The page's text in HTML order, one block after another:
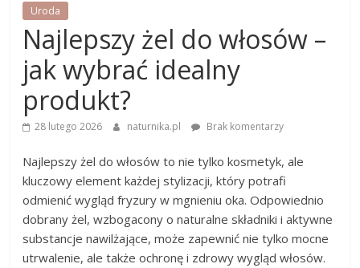
Uroda
Najlepszy żel do włosów –
jak wybrać idealny
produkt?
28 lutego 2026 naturnika.pl Brak komentarzy
Najlepszy żel do włosów to nie tylko kosmetyk, ale
kluczowy element każdej stylizacji, który potrafi
odmienić wygląd fryzury w mgnieniu oka. Odpowiednio
dobrany żel, wzbogacony o naturalne składniki i aktywne
substancje nawilżające, może zapewnić nie tylko mocne
utrwalenie, ale także ochronę i zdrowy wygląd włosów.